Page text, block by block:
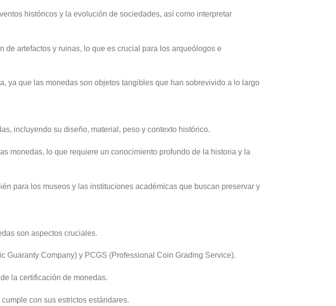
históricos y la evolución de sociedades, así como interpretar
artefactos y ruinas, lo que es crucial para los arqueólogos e
ya que las monedas son objetos tangibles que han sobrevivido a lo largo
incluyendo su diseño, material, peso y contexto histórico.
monedas, lo que requiere un conocimiento profundo de la historia y la
para los museos y las instituciones académicas que buscan preservar y
son aspectos cruciales.
Guaranty Company) y PCGS (Professional Coin Grading Service).
la certificación de monedas.
con sus estrictos estándares.